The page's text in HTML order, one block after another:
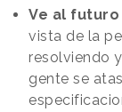
Ve al
vista de la
resolviendo
gente se